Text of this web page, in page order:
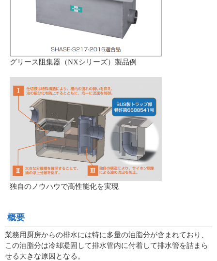
グリース阻集器（NXシリーズ）製品例
独自のノウハウで高性能化を実現
概要
業務用厨房からの排水には特に多量の油脂分が含まれており、
この油脂分は冷却凝固して排水管内に付着して排水管を詰まら
せる大きな原因となる。